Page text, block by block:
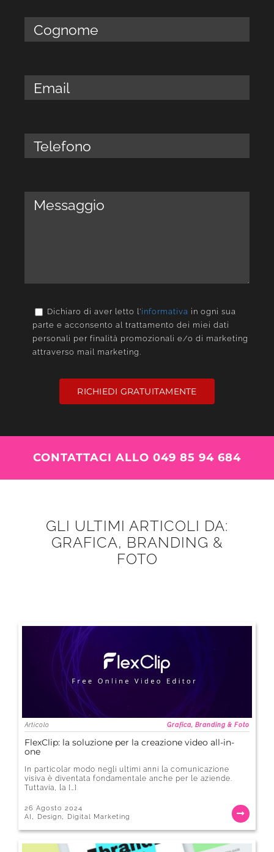
Dichiaro di aver letto l'informativa in ogni sua
parte e acconsento al trattamento dei miei dati
personali per finalità promozionali e/o di marketing
attraverso mail marketing.
RICHIEDI GRATUITAMENTE
CONTATTACI ALLO 049 85 94 684
GLI ULTIMI ARTICOLI DA:
GRAFICA, BRANDING &
FOTO
Articolo Grafica, Branding & Foto
FlexClip: la soluzione per la creazione video all-in-
one
In particolar modo negli ultimi anni la comunicazione
visiva è diventata fondamentale anche per le aziende.
Tuttavia, la […]
26 Agosto 2024
AI , Design, Digital Marketing